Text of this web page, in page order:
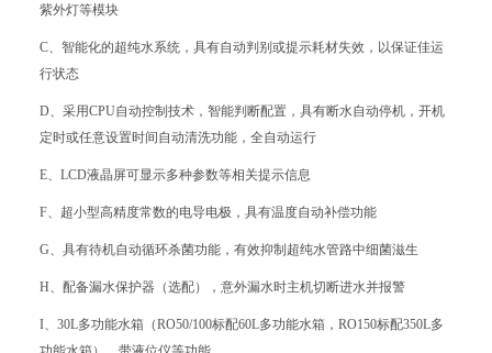
紫外灯等模块
C、智能化的超纯水系统，具有自动判别或提示耗材失效，以保证佳运
行状态
D、采用CPU自动控制技术，智能判断配置，具有断水自动停机，开机
定时或任意设置时间自动清洗功能，全自动运行
E、LCD液晶屏可显示多种参数等相关提示信息
F、超小型高精度常数的电导电极，具有温度自动补偿功能
G、具有待机自动循环杀菌功能，有效抑制超纯水管路中细菌滋生
H、配备漏水保护器（选配），意外漏水时主机切断进水并报警
I、30L多功能水箱（RO50/100标配60L多功能水箱，RO150标配350L多